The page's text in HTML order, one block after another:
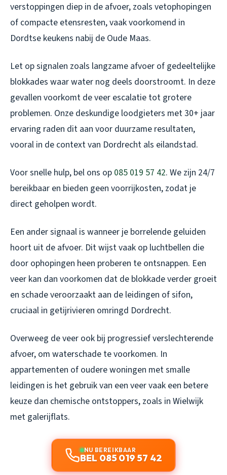
verstoppingen diep in de afvoer, zoals vetophopingen
of compacte etensresten, vaak voorkomend in
Dordtse keukens nabij de Oude Maas.
Let op signalen zoals langzame afvoer of gedeeltelijke
blokkades waar water nog deels doorstroomt. In deze
gevallen voorkomt de veer escalatie tot grotere
problemen. Onze deskundige loodgieters met 30+ jaar
ervaring raden dit aan voor duurzame resultaten,
vooral in de context van Dordrecht als eilandstad.
Voor snelle hulp, bel ons op 085 019 57 42. We zijn 24/7
bereikbaar en bieden geen voorrijkosten, zodat je
direct geholpen wordt.
Een ander signaal is wanneer je borrelende geluiden
hoort uit de afvoer. Dit wijst vaak op luchtbellen die
door ophopingen heen proberen te ontsnappen. Een
veer kan dan voorkomen dat de blokkade verder groeit
en schade veroorzaakt aan de leidingen of sifon,
cruciaal in getijrivieren omringd Dordrecht.
Overweeg de veer ook bij progressief verslechterende
afvoer, om waterschade te voorkomen. In
appartementen of oudere woningen met smalle
leidingen is het gebruik van een veer vaak een betere
keuze dan chemische ontstoppers, zoals in Wielwijk
met galerijflats.
NU BEREIKBAAR
BEL 085 019 57 42